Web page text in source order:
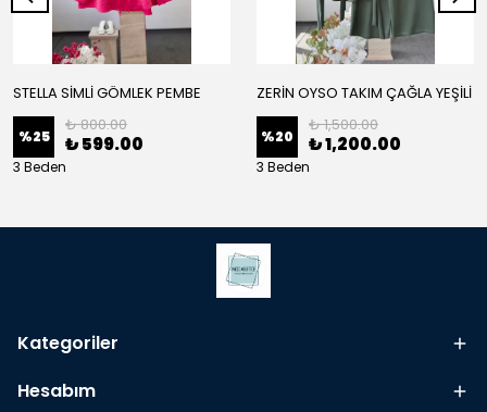
STELLA SİMLİ GÖMLEK PEMBE
%25
₺ 800.00
₺ 599.00
3 Beden
ZERİN OYSO TAKIM ÇAĞLA YEŞİLİ
%20
₺ 1,500.00
₺ 1,200.00
3 Beden
Kategoriler
Hesabım